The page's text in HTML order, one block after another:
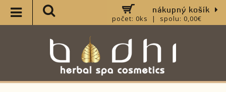
nákupný košík
počet: 0ks | spolu: 0,00€